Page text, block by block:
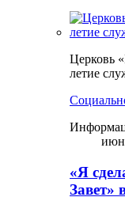
Церковь
летие
«Я
Завет»